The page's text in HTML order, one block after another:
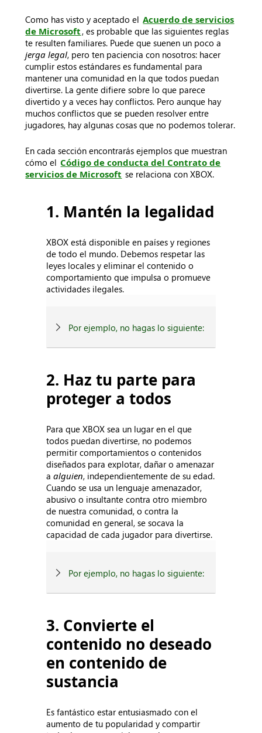
Como has visto y aceptado el Acuerdo de servicios
de Microsoft, es probable que las siguientes reglas
te resulten familiares. Puede que suenen un poco a
jerga legal, pero ten paciencia con nosotros: hacer
cumplir estos estándares es fundamental para
mantener una comunidad en la que todos puedan
divertirse. La gente difiere sobre lo que parece
divertido y a veces hay conflictos. Pero aunque hay
muchos conflictos que se pueden resolver entre
jugadores, hay algunas cosas que no podemos tolerar.
En cada sección encontrarás ejemplos que muestran
cómo el Código de conducta del Contrato de
servicios de Microsoft se relaciona con XBOX.
1. Mantén la legalidad
XBOX está disponible en países y regiones
de todo el mundo. Debemos respetar las
leyes locales y eliminar el contenido o
comportamiento que impulsa o promueve
actividades ilegales.
Por ejemplo, no hagas lo siguiente:
2. Haz tu parte para
proteger a todos
Para que XBOX sea un lugar en el que
todos puedan divertirse, no podemos
permitir comportamientos o contenidos
diseñados para explotar, dañar o amenazar
aalguien, independientemente de su edad.
Cuando se usa un lenguaje amenazador,
abusivo o insultante contra otro miembro
de nuestra comunidad, o contra la
comunidad en general, se socava la
capacidad de cada jugador para divertirse.
Por ejemplo, no hagas lo siguiente:
3. Convierte el
contenido no deseado
en contenido de
sustancia
Es fantástico estar entusiasmado con el
aumento de tu popularidad y compartir